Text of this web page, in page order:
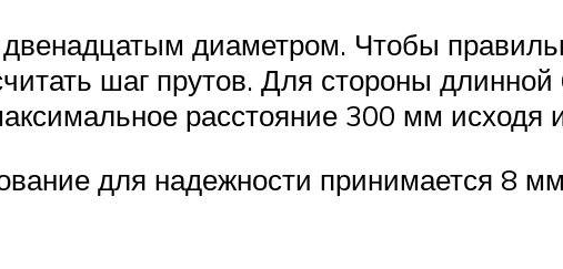
диаметром. Чтобы
шаг прутов. Для стороны
расстояние 300 мм исходя
для надежности принимается 8